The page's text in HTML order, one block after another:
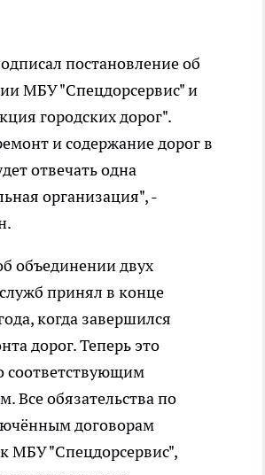
постановление об
МБУ "Спецдорсервис" и
городских дорог".
и содержание дорог в
отвечать одна
организация", -
объединении двух
принял в конце
когда завершился
дорог. Теперь это
соответствующим
Все обязательства по
договорам
МБУ "Спецдорсервис",